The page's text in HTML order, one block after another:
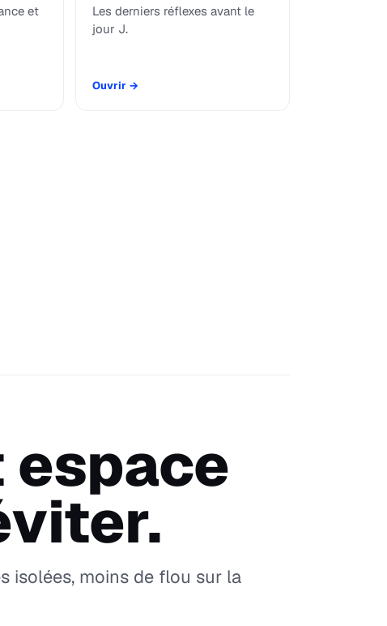
et
Les derniers réflexes avant le
jour J.
Ouvrir →
espace
isolées, moins de flou sur la